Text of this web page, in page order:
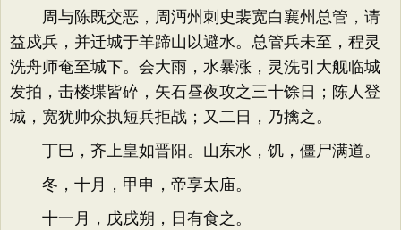
周与陈既交恶，周沔州刺史裴宽白襄州总管，请
益戍兵，并迁城于羊蹄山以避水。总管兵未至，程灵
洗舟师奄至城下。会大雨，水暴涨，灵洗引大舰临城
发拍，击楼堞皆碎，矢石昼夜攻之三十馀日；陈人登
城，宽犹帅众执短兵拒战；又二日，乃擒之。
丁巳，齐上皇如晋阳。山东水，饥，僵尸满道。
冬，十月，甲申，帝享太庙。
十一月，戊戌朔，日有食之。